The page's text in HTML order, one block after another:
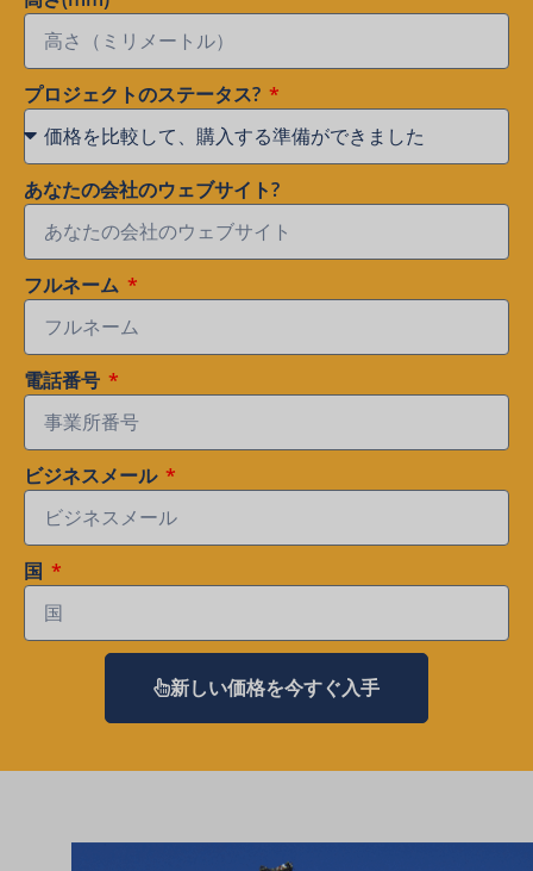
プロジェクトのステータス?
あなたの会社のウェブサイト?
フルネーム
電話番号
ビジネスメール
国
新しい価格を今すぐ入手